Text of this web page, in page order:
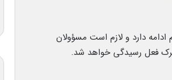
دارد و لازم است مسؤولان
فعل رسیدگی خواهد شد.